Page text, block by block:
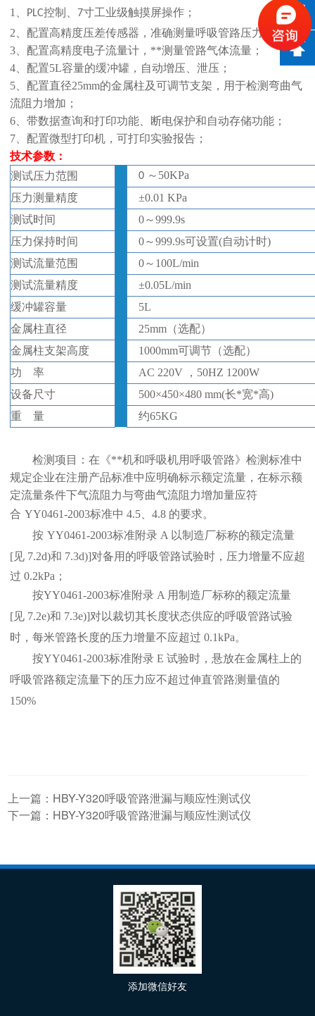
1、
PLC控制、 7寸工业级触摸屏操作；
2、 配置高精度压差传感器，准确测量呼吸管路压力增量；
3、配置高精度电子流量计，**测量管路气体流量；
4、配置5L容量的缓冲罐，自动增压、泄压；
5、配置直径25mm的金属柱及可调节支架，用于检测弯曲气
流阻力增加；
6、 带数据查询和打印功能、断电保护和自动存储功能；
7、配置微型打印机，可打印实验报告；
技术参数：
测试压力范围
0 ～ 50KPa
压力测量精度
±0.01 KPa
测试时间
0～999.9s
压力保持时间
0～999.9s可设置(自动计时)
测试流量范围
0～ 100L/min
测试流量精度
±0.05L/min
缓冲罐容量
5L
金属柱直径
25mm（选配）
金属柱支架高度
1000mm可调节（选配）
功
率
AC 220V ，50HZ 1200W
设备尺寸
500×450×480 mm(长*宽*高)
重
量 约65KG
检测项目： 在《**机和呼吸机用呼吸管路》检测标准中
规定企业在注册产品标准中应明确标示额定流量，在标示额
定流量条件下气流阻力与弯曲气流阻力增加量应符
合 YY0461-2003标准中 4.5、4.8 的要求。
按 YY0461-2003标准附录 A 以制造厂标称的额定流量
[见 7.2d)和 7.3d)]对备用的呼吸管路试验时，压力增量不应超
过 0.2kPa；
按YY0461-2003标准附录 A 用制造厂标称的额定流量
[见 7.2e)和 7.3e)]对以裁切其长度状态供应的呼吸管路试验
时，每米管路长度的压力增量不应超过 0.1kPa。
按YY0461-2003标准附录 E 试验时，悬放在金属柱上的
呼吸管路额定流量下的压力应不超过伸直管路测量值的
150%
上一篇： HBY-Y320呼吸管路泄漏与顺应性测试仪
下一篇： HBY-Y320呼吸管路泄漏与顺应性测试仪
添加微信好友